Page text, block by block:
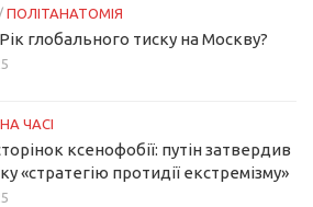
/ ПОЛІТАНАТОМІЯ
глобального тиску на Москву?
НА ЧАСІ
ксенофобії: путін затвердив
«стратегію протидії екстремізму»